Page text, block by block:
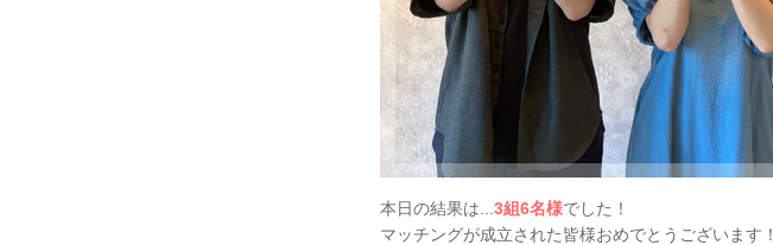
本日の結果は... 3組6名様でした！
マッチングが成立された皆様おめでとうございます！